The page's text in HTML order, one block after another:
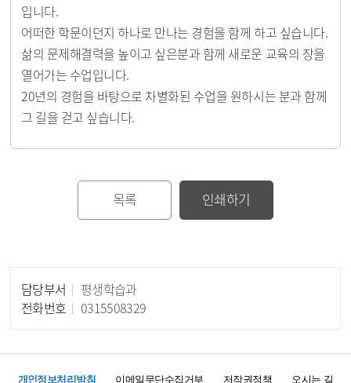
입니다.
어떠한 학문이던지 하나로 만나는 경험을 함께 하고 싶습니다.
삶의 문제해결력을 높이고 싶은분과 함께 새로운 교육의 장을
열어가는 수업입니다.
20년의 경험을 바탕으로 차별화된 수업을 원하시는 분과 함께
그 길을 걷고 싶습니다.
목록 인쇄하기
담당부서
평생학습과
전화번호
0315508329
개인정보처리방침 이메일무단수집거부 저작권정책 오시는 길